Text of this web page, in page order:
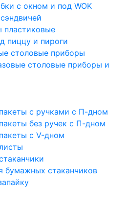
с окном и под WOK
пластиковые
пиццу и пироги
столовые приборы
столовые приборы и
с ручками с П-дном
без ручек с П-дном
с V-дном
бумажных стаканчиков